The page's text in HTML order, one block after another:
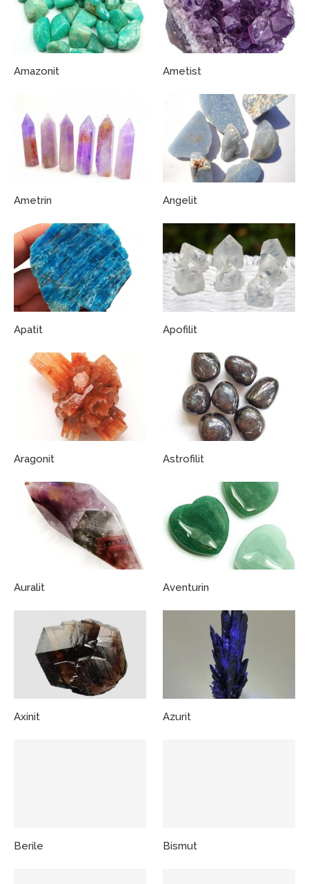
Amazonit Ametist
Ametrin Angelit
Apatit Apofilit
Aragonit Astrofilit
Auralit Aventurin
Axinit Azurit
Berile Bismut